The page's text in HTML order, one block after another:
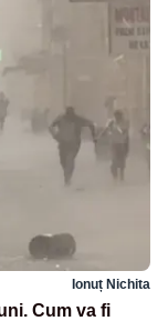
Ionuț Nichita
Cum va fi